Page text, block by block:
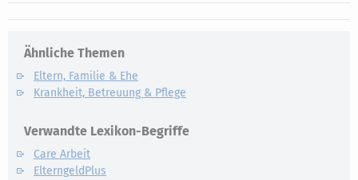
Ähnliche Themen
Eltern, Familie & Ehe
Krankheit, Betreuung & Pflege
Verwandte Lexikon-Begriffe
Care Arbeit
ElterngeldPlus